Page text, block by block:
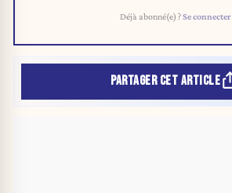
Déjà abonné(e) ?Se connecter
PARTAGER CET ARTICLE